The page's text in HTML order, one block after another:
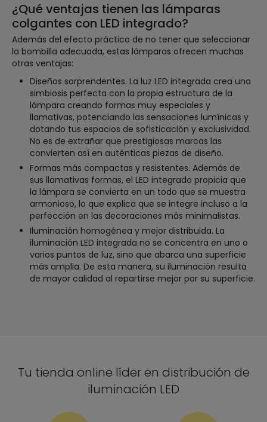
¿Qué ventajas tienen las lámparas
colgantes con LED integrado?
Además del efecto práctico de no tener que seleccionar
la bombilla adecuada, estas lámparas ofrecen muchas
otras ventajas:
Diseños sorprendentes. La luz LED integrada crea una
simbiosis perfecta con la propia estructura de la
lámpara creando formas muy especiales y
llamativas, potenciando las sensaciones lumínicas y
dotando tus espacios de sofisticación y exclusividad.
No es de extrañar que prestigiosas marcas las
convierten así en auténticas piezas de diseño.
Formas más compactas y resistentes. Además de
sus llamativas formas, el LED integrado propicia que
la lámpara se convierta en un todo que se muestra
armonioso, lo que explica que se integre incluso a la
perfección en las decoraciones más minimalistas.
Iluminación homogénea y mejor distribuida. La
iluminación LED integrada no se concentra en uno o
varios puntos de luz, sino que abarca una superficie
más amplia. De esta manera, su iluminación resulta
de mayor calidad al repartirse mejor por su superficie.
Tu tienda online líder en distribución de
iluminación LED